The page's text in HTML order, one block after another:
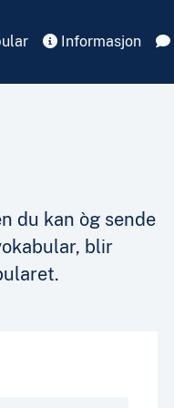
Informasjon
du kan òg sende
blir